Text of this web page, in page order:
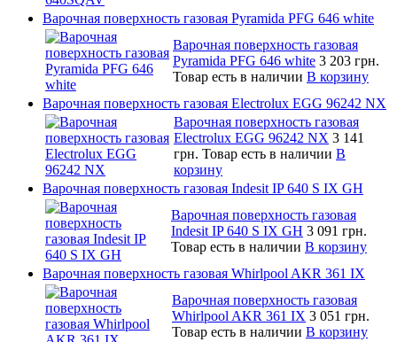
Варочная поверхность газовая Pyramida PFG 646 white
Варочная поверхность газовая
Pyramida PFG 646 white 3 203 грн.
Товар есть в наличии В корзину
Варочная поверхность газовая Electrolux EGG 96242 NX
Варочная поверхность газовая
Electrolux EGG 96242 NX 3 141
грн. Товар есть в наличии В
корзину
Варочная поверхность газовая Indesit IP 640 S IX GH
Варочная поверхность газовая
Indesit IP 640 S IX GH 3 091 грн.
Товар есть в наличии В корзину
Варочная поверхность газовая Whirlpool AKR 361 IX
Варочная поверхность газовая
Whirlpool AKR 361 IX 3 051 грн.
Товар есть в наличии В корзину